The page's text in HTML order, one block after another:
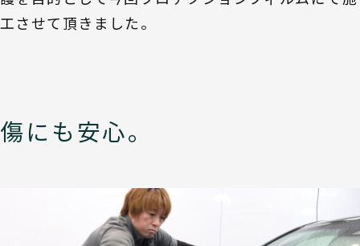
工させて頂きました。
傷にも安心。